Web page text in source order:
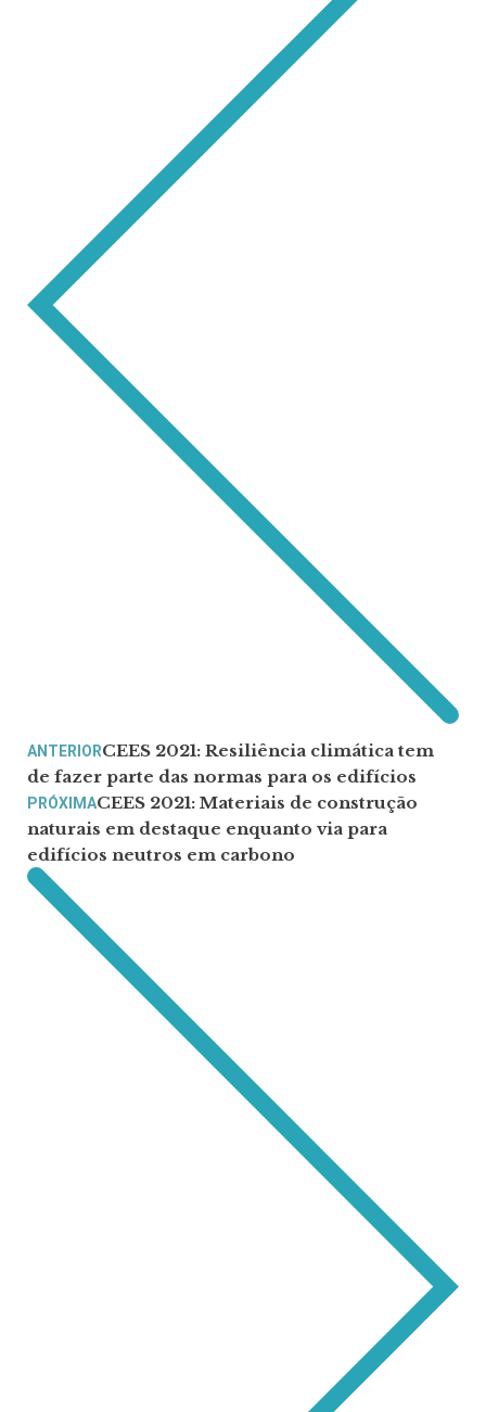
ANTERIORCEES 2021: Resiliência climática tem
de fazer parte das normas para os edifícios
PRÓXIMACEES 2021: Materiais de construção
naturais em destaque enquanto via para
edifícios neutros em carbono